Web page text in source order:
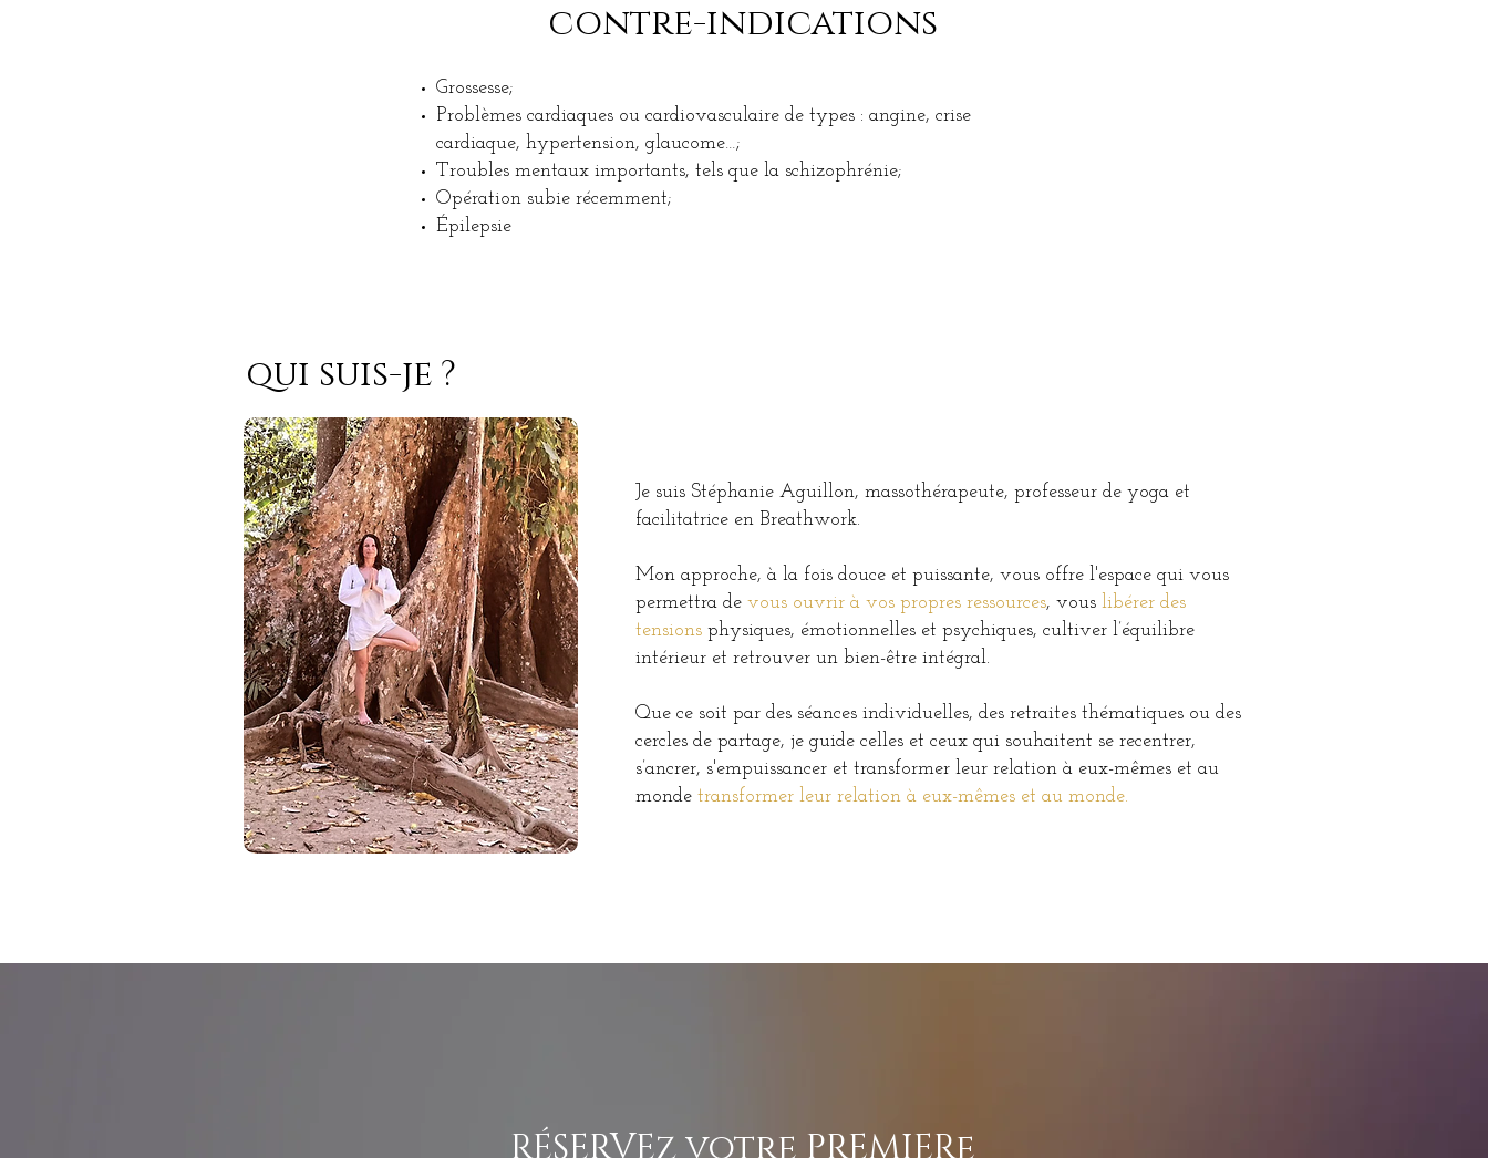
contre-indications
Grossesse;
Problèmes cardiaques ou cardiovasculaire de types : angine, crise
cardiaque, hypertension, glaucome…;
Troubles mentaux importants, tels que la schizophrénie;
Opération subie récemment;
Épilepsie
qui suis-je ?
Je suis Stéphanie Aguillon, massothérapeute, professeur de yoga et
facilitatrice en Breathwork.
Mon approche, à la fois douce et puissante, vous offre l'espace qui vous
permettra de vous ouvrir à vos propres ressources, vous libérer des
tensions physiques, émotionnelles et psychiques, cultiver l’équilibre
intérieur et retrouver un bien-être intégral.
Que ce soit par des séances individuelles, des retraites thématiques ou des
cercles de partage, je guide celles et ceux qui souhaitent se recentrer,
s’ancrer, s'empuissancer et transformer leur relation à eux-mêmes et au
monde transformer leur relation à eux-mêmes et au monde.